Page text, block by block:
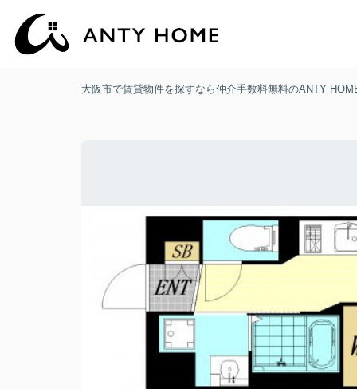
大阪市で賃貸物件を探すなら仲介手数料無料のANTY